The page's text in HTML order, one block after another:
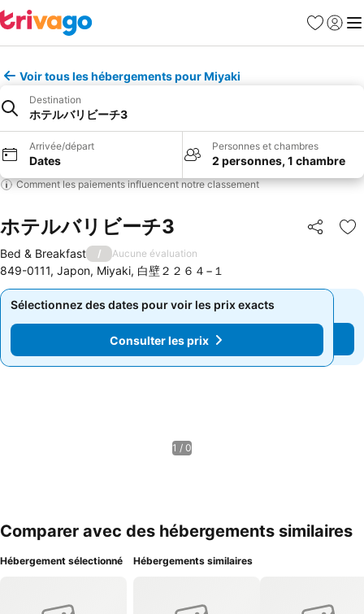
Favoris
Se
Voir tous les hébergements pour Miyaki
Destination
ホテルバリビーチ3
Arrivée/départ
Dates
Personnes et chambres
2 personnes, 1 chambre
Comment les paiements influencent notre classement
ホテルバリビーチ3 Partager
Bed & Breakfast / Aucune évaluation
849-0111, Japon, Miyaki, 白壁２２６４−１
Sélectionnez des dates pour voir les prix exacts
Consulter les prix
Sélectionnez des dates pour voir les prix exacts
Consulter les prix
1 / 0
Comparer avec des hébergements similaires
Hébergement sélectionné Hébergements similaires